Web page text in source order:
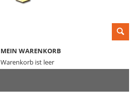
MEIN WARENKORB
Warenkorb ist leer